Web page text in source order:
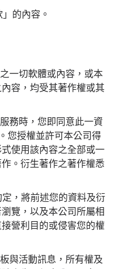
的內容。
一切軟體或內容，或本
容，均受其著作權或其
務時，您即同意此一資
您授權並許可本公司得
使用該內容之全部或一
。衍生著作之著作權悉
，將前述您的資料及衍
覽，以及本公司所屬相
營利目的或侵害您的權
與活動訊息，所有權及